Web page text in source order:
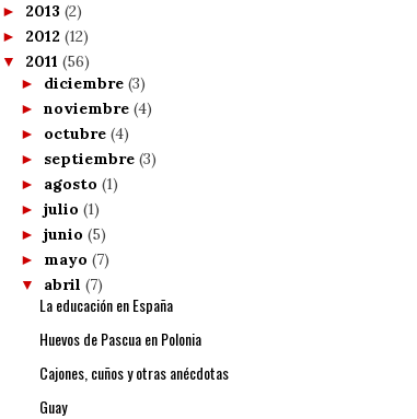
► 2013 (2)
► 2012 (12)
▼ 2011 (56)
► diciembre (3)
► noviembre (4)
► octubre (4)
► septiembre (3)
► agosto (1)
► julio (1)
► junio (5)
► mayo (7)
▼ abril (7)
La educación en España
Huevos de Pascua en Polonia
Cajones, cuños y otras anécdotas
Guay